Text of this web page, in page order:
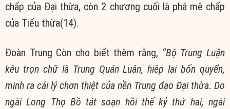
chấp của Đại thừa, còn 2 chương cuối là phá mê chấp
của Tiểu thừa(14).
Đoàn Trung Còn cho biết thêm rằng, “Bộ Trung Luận
kêu trọn chữ là Trung Quán Luận, hiệp lại bốn quyển,
minh ra cái lý chơn thiệt của nền Trung đạo Đại thừa. Do
ngài Long Thọ Bồ tát soạn hồi thế kỷ thứ hai, ngài